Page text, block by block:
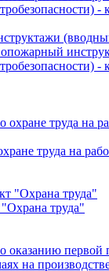
-
труда на
труда"